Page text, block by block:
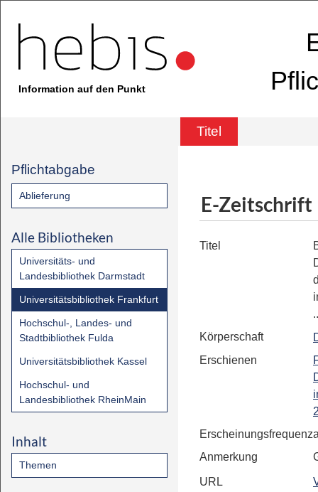
Information auf den Punkt
Titel
Pflichtabgabe
Ablieferung
Alle Bibliotheken
Universitäts- und
Landesbibliothek Darmstadt
Universitätsbibliothek Frankfurt
Hochschul-, Landes- und
Stadtbibliothek Fulda
Universitätsbibliothek Kassel
Hochschul- und
Landesbibliothek RheinMain
Inhalt
Themen
E-Zeitschrift
Titel
Körperschaft
Erschienen
Erscheinungsfrequenz
Anmerkung
URL